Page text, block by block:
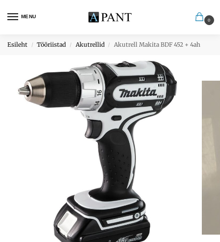
MENU
0
Esileht / Tööriistad / Akutrellid / Akutrell Makita BDF 452 + 4ah